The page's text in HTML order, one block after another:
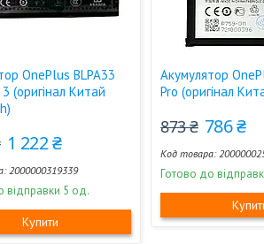
OnePlus BLPA33
(оригінал Китай
1 222 ₴
2000000319339
відправки 5 од.
Купити
Акумулятор
Pro (оригінал
873 ₴ 786 ₴
Готово до